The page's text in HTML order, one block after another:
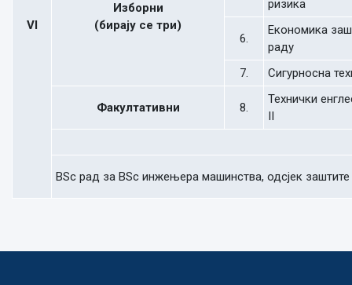
VI
Изборни
(бирају се три)
ризика
6.
Економика
раду
7.
Сигурносна
Факултативни 8.
Технички
II
BSc рад за BSc инжењера машинства, одсјек